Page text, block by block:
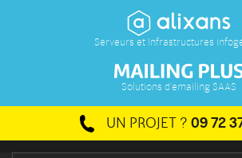
Serveurs et Infrastructures
Solutions d'emailing SAAS
UN PROJET ? 09 72